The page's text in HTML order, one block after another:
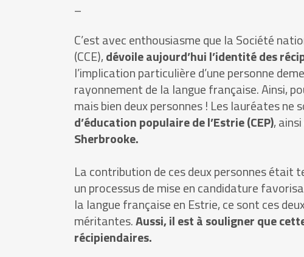
–
C’est avec enthousiasme que la Société
(CCE),dévoile aujourd’hui l’identité des
l’implication particulière d’une personne
rayonnement de la langue française. Ainsi,
mais bien deux personnes ! Les lauréates ne
d’éducation populaire de l’Estrie (CEP),
Sherbrooke.
La contribution de ces deux personnes était
un processus de mise en candidature
la langue française en Estrie, ce sont ces
méritantes.Aussi, il est à souligner que
récipiendaires.